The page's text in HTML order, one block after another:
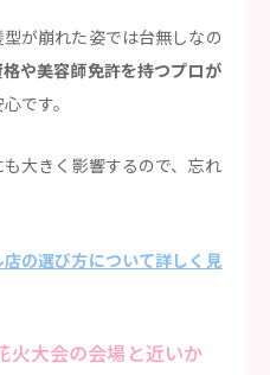
が崩れた姿では台無しなの
や美容師免許を持つプロが
です。
大きく影響するので、忘れ
の選び方について詳しく見
火大会の会場と近いか